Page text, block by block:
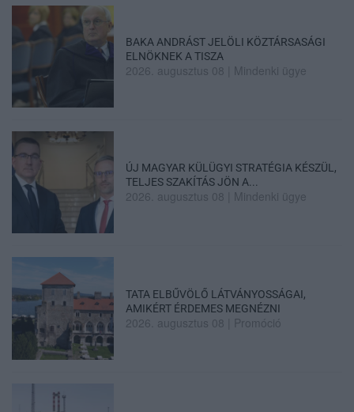
BAKA ANDRÁST JELÖLI KÖZTÁRSASÁGI
ELNÖKNEK A TISZA
2026. augusztus 08 Mindenki ügye
ÚJ MAGYAR KÜLÜGYI STRATÉGIA KÉSZÜL,
TELJES SZAKÍTÁS JÖN A...
2026. augusztus 08 Mindenki ügye
TATA ELBŰVÖLŐ LÁTVÁNYOSSÁGAI,
AMIKÉRT ÉRDEMES MEGNÉZNI
2026. augusztus 08 Promóció